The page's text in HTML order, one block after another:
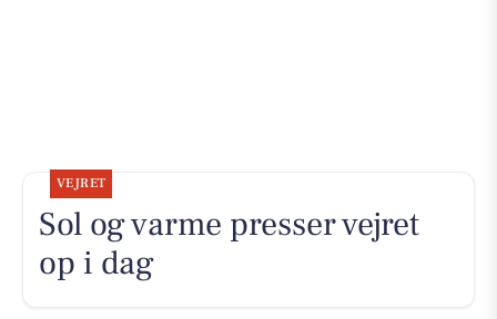
VEJRET
Sol og varme presser vejret
op i dag